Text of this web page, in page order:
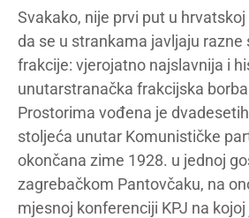
Svakako, nije prvi put u
da se u strankama javljaju
frakcije: vjerojatno najslavnija i
unutarstranačka frakcijska
Prostorima vođena je
stoljeća unutar Komunističke
okončana zime 1928. u jednoj
zagrebačkom Pantovčaku, na
mjesnoj konferenciji KPJ na kojoj